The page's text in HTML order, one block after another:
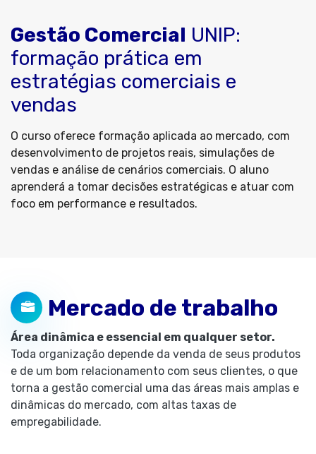
Gestão Comercial UNIP:
formação prática em
estratégias comerciais e
vendas
O curso oferece formação aplicada ao mercado, com
desenvolvimento de projetos reais, simulações de
vendas e análise de cenários comerciais. O aluno
aprenderá a tomar decisões estratégicas e atuar com
foco em performance e resultados.
Mercado de trabalho
Área dinâmica e essencial em qualquer setor.
Toda organização depende da venda de seus produtos
e de um bom relacionamento com seus clientes, o que
torna a gestão comercial uma das áreas mais amplas e
dinâmicas do mercado, com altas taxas de
empregabilidade.